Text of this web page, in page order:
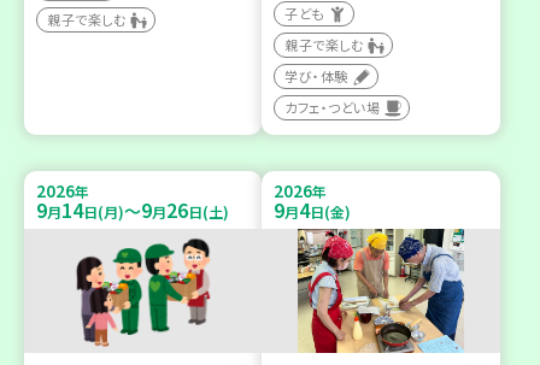
親子で楽しむ
子ども
親子で楽しむ
学び・体験
カフェ・つどい場
2026年
9月14日(月)～9月26日(土)
2026年
9月4日(金)